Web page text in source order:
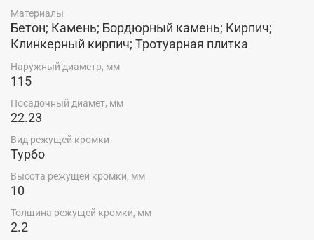
Материалы
Бетон; Камень; Бордюрный камень; Кирпич;
Клинкерный кирпич; Тротуарная плитка
Наружный диаметр, мм
115
Посадочный диамет, мм
22.23
Вид режущей кромки
Турбо
Высота режущей кромки, мм
10
Толщина режущей кромки, мм
2.2